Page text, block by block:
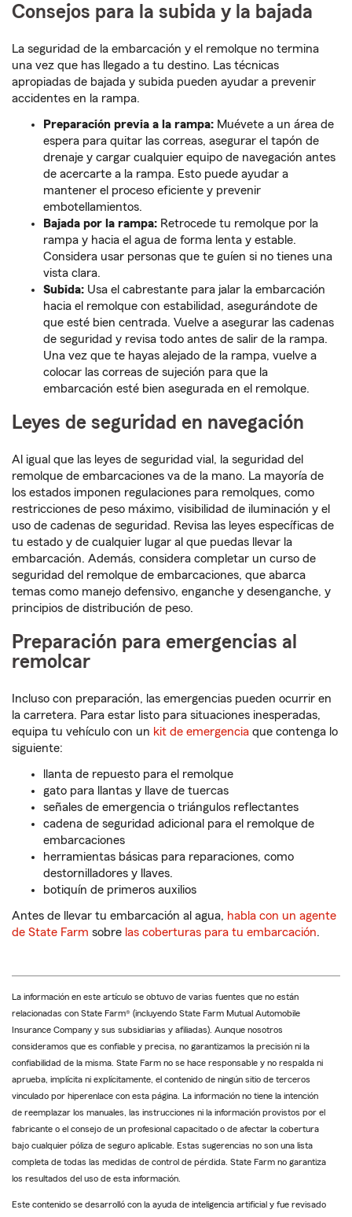
Consejos para la subida y la bajada
La seguridad de la embarcación y el remolque no termina
una vez que has llegado a tu destino. Las técnicas
apropiadas de bajada y subida pueden ayudar a prevenir
accidentes en la rampa.
Preparación previa a la rampa: Muévete a un área de
espera para quitar las correas, asegurar el tapón de
drenaje y cargar cualquier equipo de navegación antes
de acercarte a la rampa. Esto puede ayudar a
mantener el proceso eficiente y prevenir
embotellamientos.
Bajada por la rampa: Retrocede tu remolque por la
rampa y hacia el agua de forma lenta y estable.
Considera usar personas que te guíen si no tienes una
vista clara.
Subida: Usa el cabrestante para jalar la embarcación
hacia el remolque con estabilidad, asegurándote de
que esté bien centrada. Vuelve a asegurar las cadenas
de seguridad y revisa todo antes de salir de la rampa.
Una vez que te hayas alejado de la rampa, vuelve a
colocar las correas de sujeción para que la
embarcación esté bien asegurada en el remolque.
Leyes de seguridad en navegación
Al igual que las leyes de seguridad vial, la seguridad del
remolque de embarcaciones va de la mano. La mayoría de
los estados imponen regulaciones para remolques, como
restricciones de peso máximo, visibilidad de iluminación y el
uso de cadenas de seguridad. Revisa las leyes específicas de
tu estado y de cualquier lugar al que puedas llevar la
embarcación. Además, considera completar un curso de
seguridad del remolque de embarcaciones, que abarca
temas como manejo defensivo, enganche y desenganche, y
principios de distribución de peso.
Preparación para emergencias al
remolcar
Incluso con preparación, las emergencias pueden ocurrir en
la carretera. Para estar listo para situaciones inesperadas,
equipa tu vehículo con un kit de emergencia que contenga lo
siguiente:
llanta de repuesto para el remolque
gato para llantas y llave de tuercas
señales de emergencia o triángulos reflectantes
cadena de seguridad adicional para el remolque de
embarcaciones
herramientas básicas para reparaciones, como
destornilladores y llaves.
botiquín de primeros auxilios
Antes de llevar tu embarcación al agua, habla con un agente
de State Farm sobre las coberturas para tu embarcación.
La información en este artículo se obtuvo de varias fuentes que no están
relacionadas con State Farm® (incluyendo State Farm Mutual Automobile
Insurance Company y sus subsidiarias y afiliadas). Aunque nosotros
consideramos que es confiable y precisa, no garantizamos la precisión ni la
confiabilidad de la misma. State Farm no se hace responsable y no respalda ni
aprueba, implícita ni explícitamente, el contenido de ningún sitio de terceros
vinculado por hiperenlace con esta página. La información no tiene la intención
de reemplazar los manuales, las instrucciones ni la información provistos por el
fabricante o el consejo de un profesional capacitado o de afectar la cobertura
bajo cualquier póliza de seguro aplicable. Estas sugerencias no son una lista
completa de todas las medidas de control de pérdida. State Farm no garantiza
los resultados del uso de esta información.
Este contenido se desarrolló con la ayuda de inteligencia artificial y fue revisado